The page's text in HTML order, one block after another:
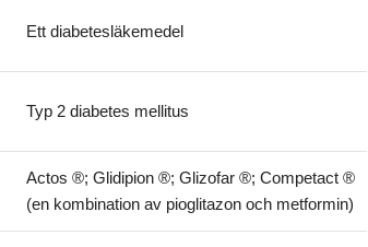
Ett diabetesläkemedel
Typ 2 diabetes mellitus
Actos ®; Glidipion ®; Glizofar ®; Competact ®
(en kombination av pioglitazon och metformin)